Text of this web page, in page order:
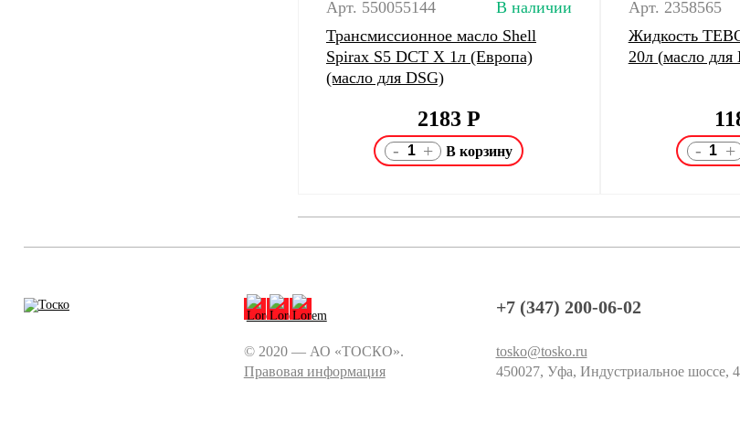
Арт. 550055144
В наличии
Трансмиссионное масло Shell
Spirax S5 DCT X 1л (Европа)
(масло для DSG)
2183 Р
- +
Арт. 2358565
Жидкость
20л (масло для
- +
© 2020 — АО «ТОСКО».
Правовая информация
+7 (347) 200-06-02
tosko@tosko.ru
450027, Уфа, Индустриальное шоссе,